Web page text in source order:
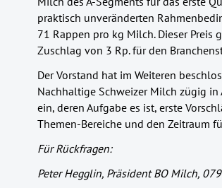
praktisch unveränderten
71 Rappen pro kg Milch. Dieser Preis
Zuschlag von 3 Rp. für den
Der Vorstand hat im Weiteren
Nachhaltige Schweizer Milch zügig
ein, deren Aufgabe es ist, erste
Themen-Bereiche und den Zeitraum
Für Rückfragen:
Peter Hegglin, Präsident BO Milch,